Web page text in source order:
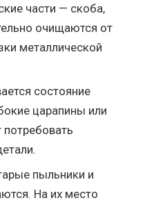
части — скоба,
очищаются от
металлической
состояние
царапины или
потребовать
пыльники и
На их место